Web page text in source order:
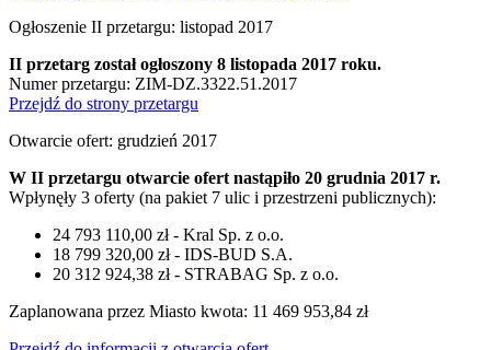
Ogłoszenie II przetargu: listopad 2017
II przetarg został ogłoszony 8 listopada 2017 roku.
Numer przetargu: ZIM-DZ.3322.51.2017
Przejdź do strony przetargu
Otwarcie ofert: grudzień 2017
W II przetargu otwarcie ofert nastąpiło 20 grudnia 2017 r.
Wpłynęły 3 oferty (na pakiet 7 ulic i przestrzeni publicznych):
24 793 110,00 zł - Kral Sp. z o.o.
18 799 320,00 zł - IDS-BUD S.A.
20 312 924,38 zł - STRABAG Sp. z o.o.
Zaplanowana przez Miasto kwota: 11 469 953,84 zł